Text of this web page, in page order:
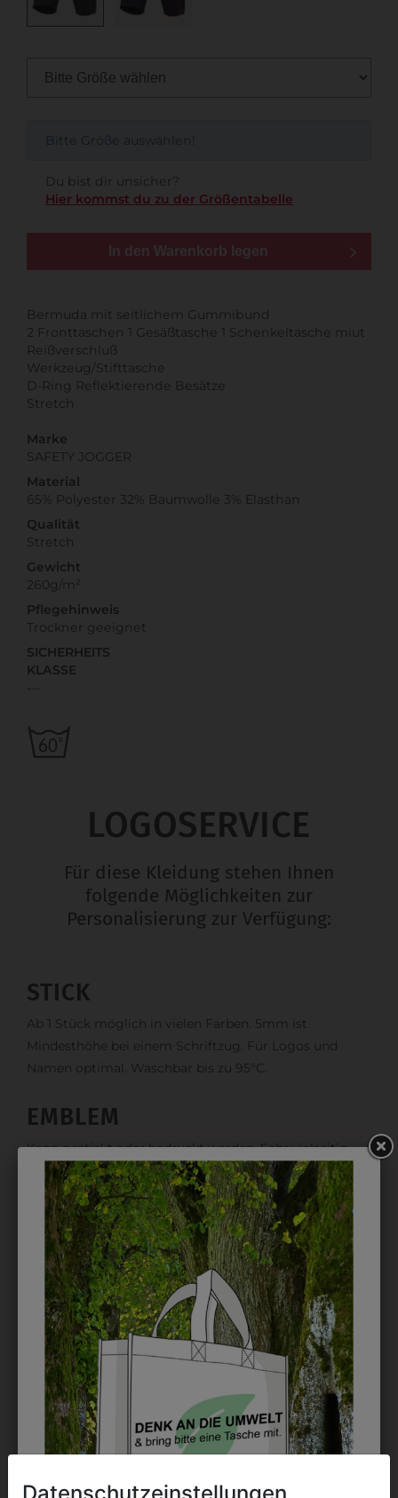
Bitte Größe auswählen!
Du bist dir unsicher?
Hier kommst du zu der Größentabelle
In den Warenkorb legen
Bermuda mit seitlichem Gummibund
2 Fronttaschen 1 Gesäßtasche 1 Schenkeltasche miut
Reißverschluß
Werkzeug/Stifttasche
D-Ring Reflektierende Besätze
Stretch
Marke
SAFETY JOGGER
Material
65% Polyester 32% Baumwolle 3% Elasthan
Qualität
Stretch
Gewicht
260g/m²
Pflegehinweis
Trockner geeignet
SICHERHEITS
KLASSE
LOGOSERVICE
Für diese Kleidung stehen Ihnen
folgende Möglichkeiten zur
Personalisierung zur Verfügung:
STICK
Ab 1 Stück möglich in vielen Farben. 5mm ist
Mindesthöhe bei einem Schriftzug. Für Logos und
Namen optimal. Waschbar bis zu 95°C.
EMBLEM
Kann gestickt oder bedruckt werden. Sehr vielseitig
einsetzbar und beim Sticken wieder ab 1 Stück
möglich.
DRUCK
Perfekt für große Logos und für kleine Details, jedoch
kostet jede Farbe extra und ist erst ab 12 Stück
möglich. Waschbar bis zu 60°C.
DAS KÖNNTE IHNEN
Datenschutzeinstellungen